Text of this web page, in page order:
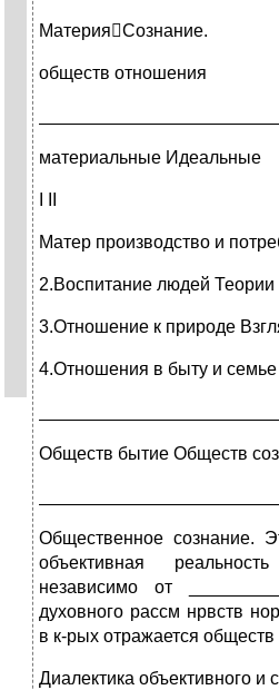
МатерияCознание.
обществ отношения
материальные Идеальные
Матер производство и
2.Воспитание людей Теории
3.Отношение к природе
4.Отношения в быту и семье
Обществ бытие Обществ
Общественное сознание.
объективная
независимо от
духовного рассм нрвств
в к-рых отражается
Диалектика объективного и